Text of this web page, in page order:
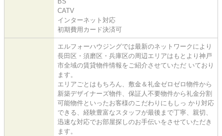
CATV
インターネット対応
初期費用カード決済可
エルフォーハウジングでは最新のネットワークにより
長田区・須磨区・兵庫区の周辺エリアはもとより神戸
市全域の賃貸物件情報をご紹介させていただ いており
ます。
エリアごとはもちろん、敷金＆礼金ゼロゼロ物件から
新築デザイナーズ物件、保証人不要物件から礼金分割
可能物件といったお客様のこだわりにもしっ かり対応
できる、経験豊富なスタッフが最後まで丁寧、親切、
迅速な対応でお部屋探しのお手伝いをさせていただき
ます。